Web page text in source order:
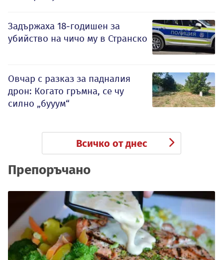
Задържаха 18-годишен за
убийство на чичо му в Странско
Овчар с разказ за падналия
дрон: Когато гръмна, се чу
силно „бууум“
Всичко от днес
Препоръчано